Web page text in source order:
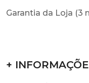
Garantia da Loja (3
+